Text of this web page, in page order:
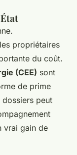
propriétaires
du coût.
(CEE) sont
de prime
dossiers peut
vrai gain de